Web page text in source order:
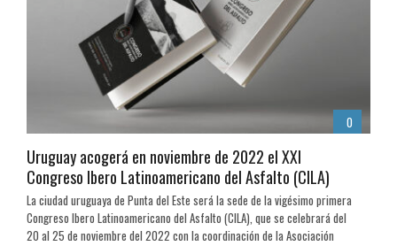
0
Uruguay acogerá en noviembre de 2022 el XXI
Congreso Ibero Latinoamericano del Asfalto (CILA)
La ciudad uruguaya de Punta del Este será la sede de la vigésimo primera
Congreso Ibero Latinoamericano del Asfalto (CILA), que se celebrará del
20 al 25 de noviembre del 2022 con la coordinación de la Asociación